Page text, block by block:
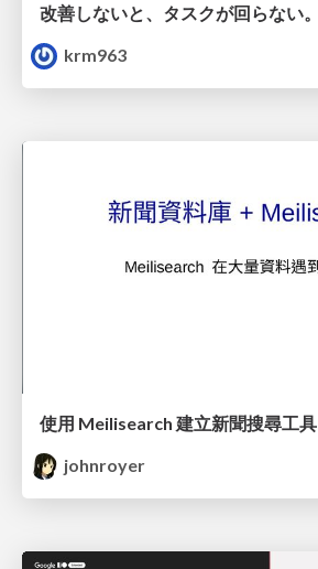
krm963
使用 Meilisearch 建立新聞搜尋工具
johnroyer